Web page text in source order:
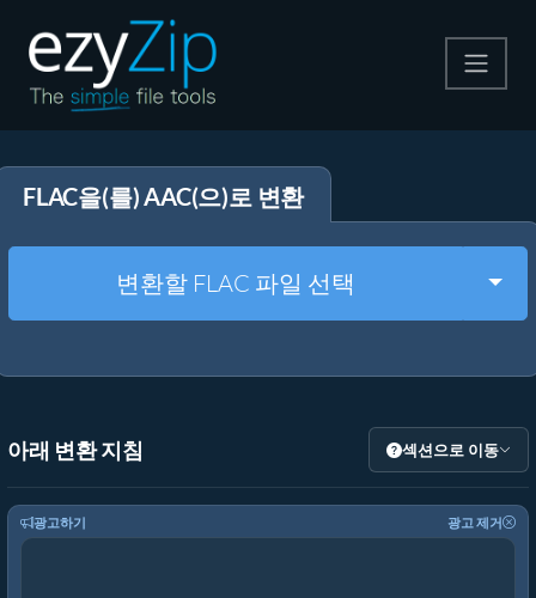
압축 해제
기타 도구
FLAC을(를) AAC(으)로 변환
변환할 FLAC 파일 선택
아래 변환 지침 섹션으로 이동
광고하기 광고 제거